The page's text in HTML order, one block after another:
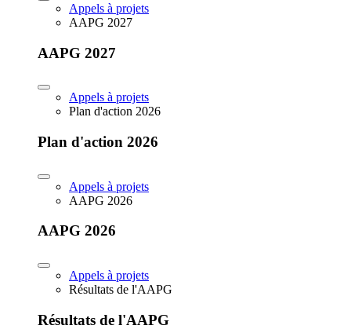
Appels à projets
AAPG 2027
AAPG 2027
Appels à projets
Plan d'action 2026
Plan d'action 2026
Appels à projets
AAPG 2026
AAPG 2026
Appels à projets
Résultats de l'AAPG
Résultats de l'AAPG